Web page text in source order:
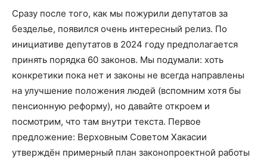
Сразу после того, как мы пожурили депутатов за
безделье, появился очень интересный релиз. По
инициативе депутатов в 2024 году предполагается
принять порядка 60 законов. Мы подумали: хоть
конкретики пока нет и законы не всегда направлены
на улучшение положения людей (вспомним хотя бы
пенсионную реформу), но давайте откроем и
посмотрим, что там внутри текста. Первое
предложение: Верховным Советом Хакасии
утверждён примерный план законопроектной работы